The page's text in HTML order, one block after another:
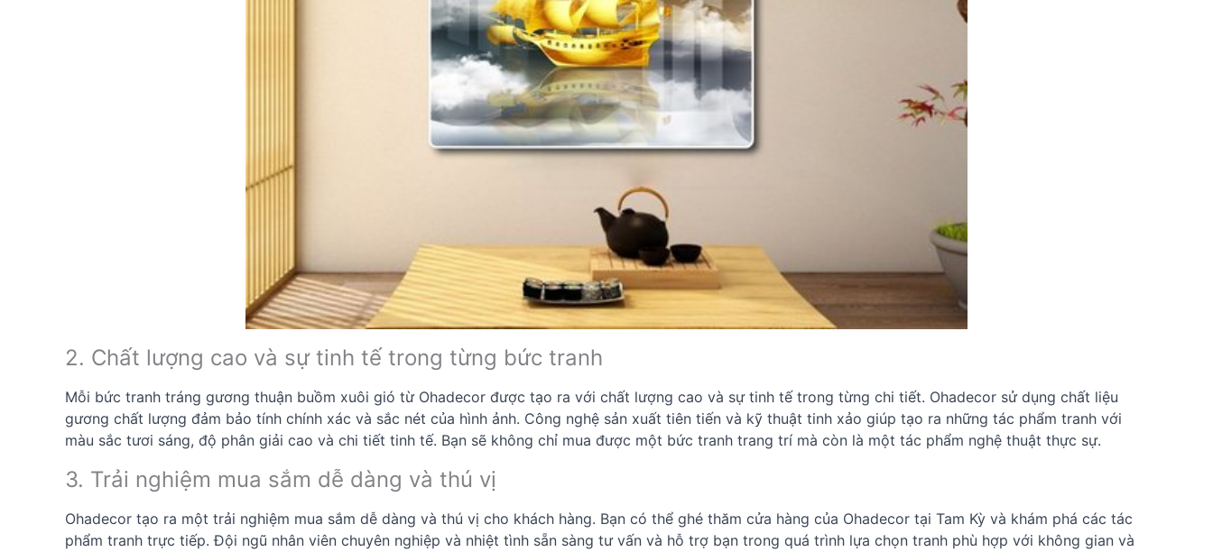
2. Chất lượng cao và sự tinh tế trong từng bức tranh
Mỗi bức tranh tráng gương thuận buồm xuôi gió từ Ohadecor được tạo ra với chất lượng cao và sự tinh tế trong từng chi tiết. Ohadecor sử dụng chất liệu
gương chất lượng đảm bảo tính chính xác và sắc nét của hình ảnh. Công nghệ sản xuất tiên tiến và kỹ thuật tinh xảo giúp tạo ra những tác phẩm tranh với
màu sắc tươi sáng, độ phân giải cao và chi tiết tinh tế. Bạn sẽ không chỉ mua được một bức tranh trang trí mà còn là một tác phẩm nghệ thuật thực sự.
3. Trải nghiệm mua sắm dễ dàng và thú vị
Ohadecor tạo ra một trải nghiệm mua sắm dễ dàng và thú vị cho khách hàng. Bạn có thể ghé thăm cửa hàng của Ohadecor tại Tam Kỳ và khám phá các tác
phẩm tranh trực tiếp. Đội ngũ nhân viên chuyên nghiệp và nhiệt tình sẵn sàng tư vấn và hỗ trợ bạn trong quá trình lựa chọn tranh phù hợp với không gian và